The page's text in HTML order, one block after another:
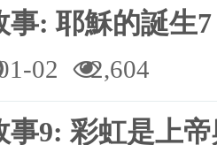
事: 耶穌的誕
02 2,604
事9: 彩虹是上